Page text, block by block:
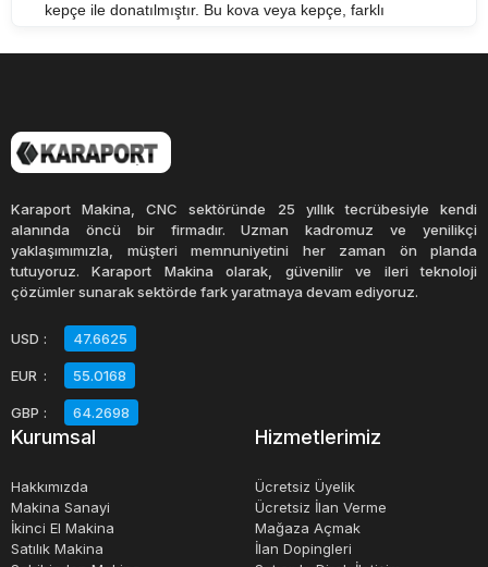
kepçe ile donatılmıştır. Bu kova veya kepçe, farklı
özellikleri ile donatılmışlardır. Bu özellikler arasında acil
durum durdurma düğmesi, geri görüş kamerası, sinyal
Lastik tekerlekli yükleyicilerin kullanımı oldukça kolaydır.
Operatörler, genellikle kabin içindeki kontrol panelleri
hassas yüklemeler yapabilen hidrolik sistemler tarafından
kontrol edilir. Bu hidrolik sistemler, operatörlere yükleyiciyi
kolayca ve hızlı bir şekilde kontrol etme imkanı verir.
işletmelerinde ve diğer endüstriyel faaliyetlerde önemli bir
rol oynarlar. Bu makineler, malzeme taşıma işlemlerini
hızlandırır, işgücü maliyetlerini azaltır ve üretkenliği artırır.
Karaport Makina, CNC sektöründe 25 yıllık tecrübesiyle kendi
alanında öncü bir firmadır. Uzman kadromuz ve yenilikçi
yaklaşımımızla, müşteri memnuniyetini her zaman ön planda
tutuyoruz. Karaport Makina olarak, güvenilir ve ileri teknoloji
çözümler sunarak sektörde fark yaratmaya devam ediyoruz.
USD : 47.6625
EUR : 55.0168
GBP : 64.2698
Kurumsal
Hakkımızda
Makina Sanayi
İkinci El Makina
Satılık Makina
Hizmetlerimiz
Ücretsiz Üyelik
Ücretsiz İlan Verme
Mağaza Açmak
İlan Dopingleri